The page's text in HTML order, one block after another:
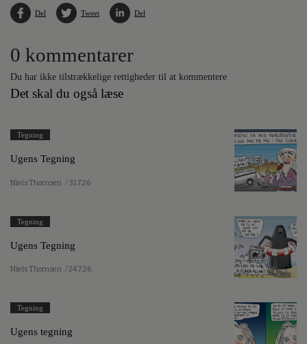
Del Tweet Del
0 kommentarer
Du har ikke tilstrækkelige rettigheder til at kommentere
Det skal du også læse
Tegning
Ugens Tegning
Niels Thomsen / 31.7.26
Tegning
Ugens Tegning
Niels Thomsen / 24.7.26
Tegning
Ugens tegning